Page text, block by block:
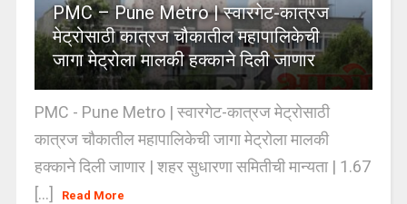
PMC – Pune Metro | स्वारगेट-कात्रज
मेट्रोसाठी कात्रज चौकातील महापालिकेची
जागा मेट्रोला मालकी हक्काने दिली जाणार
PMC - Pune Metro | स्वारगेट-कात्रज मेट्रोसाठी
कात्रज चौकातील महापालिकेची जागा मेट्रोला मालकी
हक्काने दिली जाणार | शहर सुधारणा समितीची मान्यता | 1.67
[...]
Read More